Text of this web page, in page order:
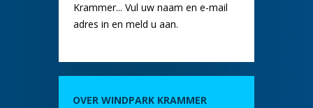
Krammer... Vul uw naam en e-mail
adres in en meld u aan.
OVER WINDPARK KRAMMER